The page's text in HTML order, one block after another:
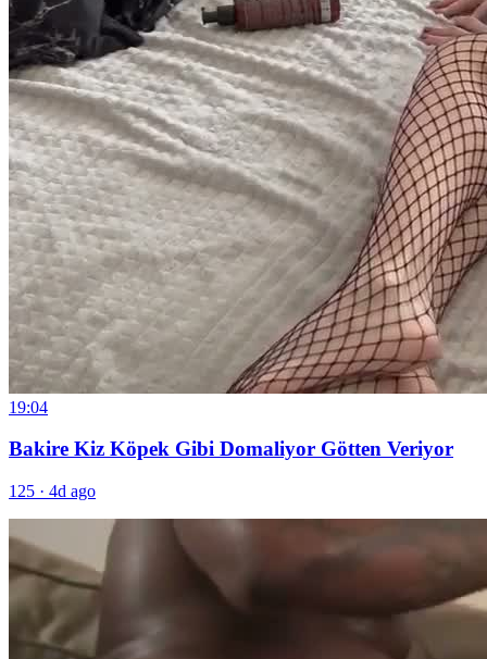
19:04
Bakire Kiz Köpek Gibi Domaliyor Götten Veriyor
125 · 4d ago